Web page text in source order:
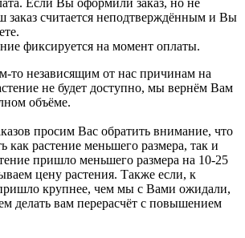
Если Вы оформили заказ, но не
заказ считается неподтверждённым и Вы
фиксируется на момент оплаты.
то независящим от нас причинам на
не будет доступно, мы вернём Вам
объёме.
просим Вас обратить внимание, что
растение меньшего размера, так и
пришло меньшего размера на 10-25
цену растения. Также если, к
крупнее, чем мы с Вами ожидали,
делать вам перерасчёт с повышением